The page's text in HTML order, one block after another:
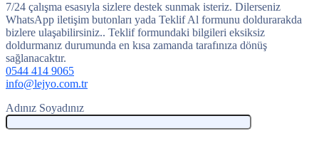
7/24 çalışma esasıyla sizlere destek sunmak isteriz. Dilerseniz
WhatsApp iletişim butonları yada Teklif Al formunu doldurarakda
bizlere ulaşabilirsiniz.. Teklif formundaki bilgileri eksiksiz
doldurmanız durumunda en kısa zamanda tarafınıza dönüş
sağlanacaktır.
0544 414 9065
info@lejyo.com.tr
Adınız Soyadınız